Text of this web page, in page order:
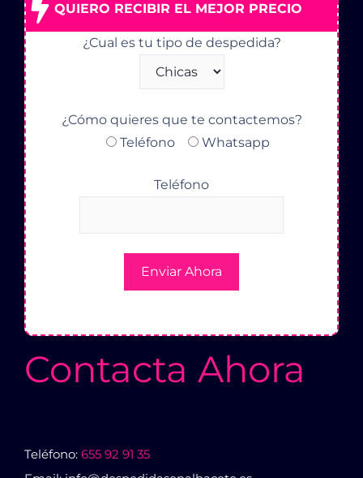
QUIERO RECIBIR EL MEJOR PRECIO
¿Cual es tu tipo de despedida?
¿Cómo quieres que te contactemos?
Teléfono
Whatsapp
Teléfono
Contacta Ahora
Teléfono: 655 92 91 35